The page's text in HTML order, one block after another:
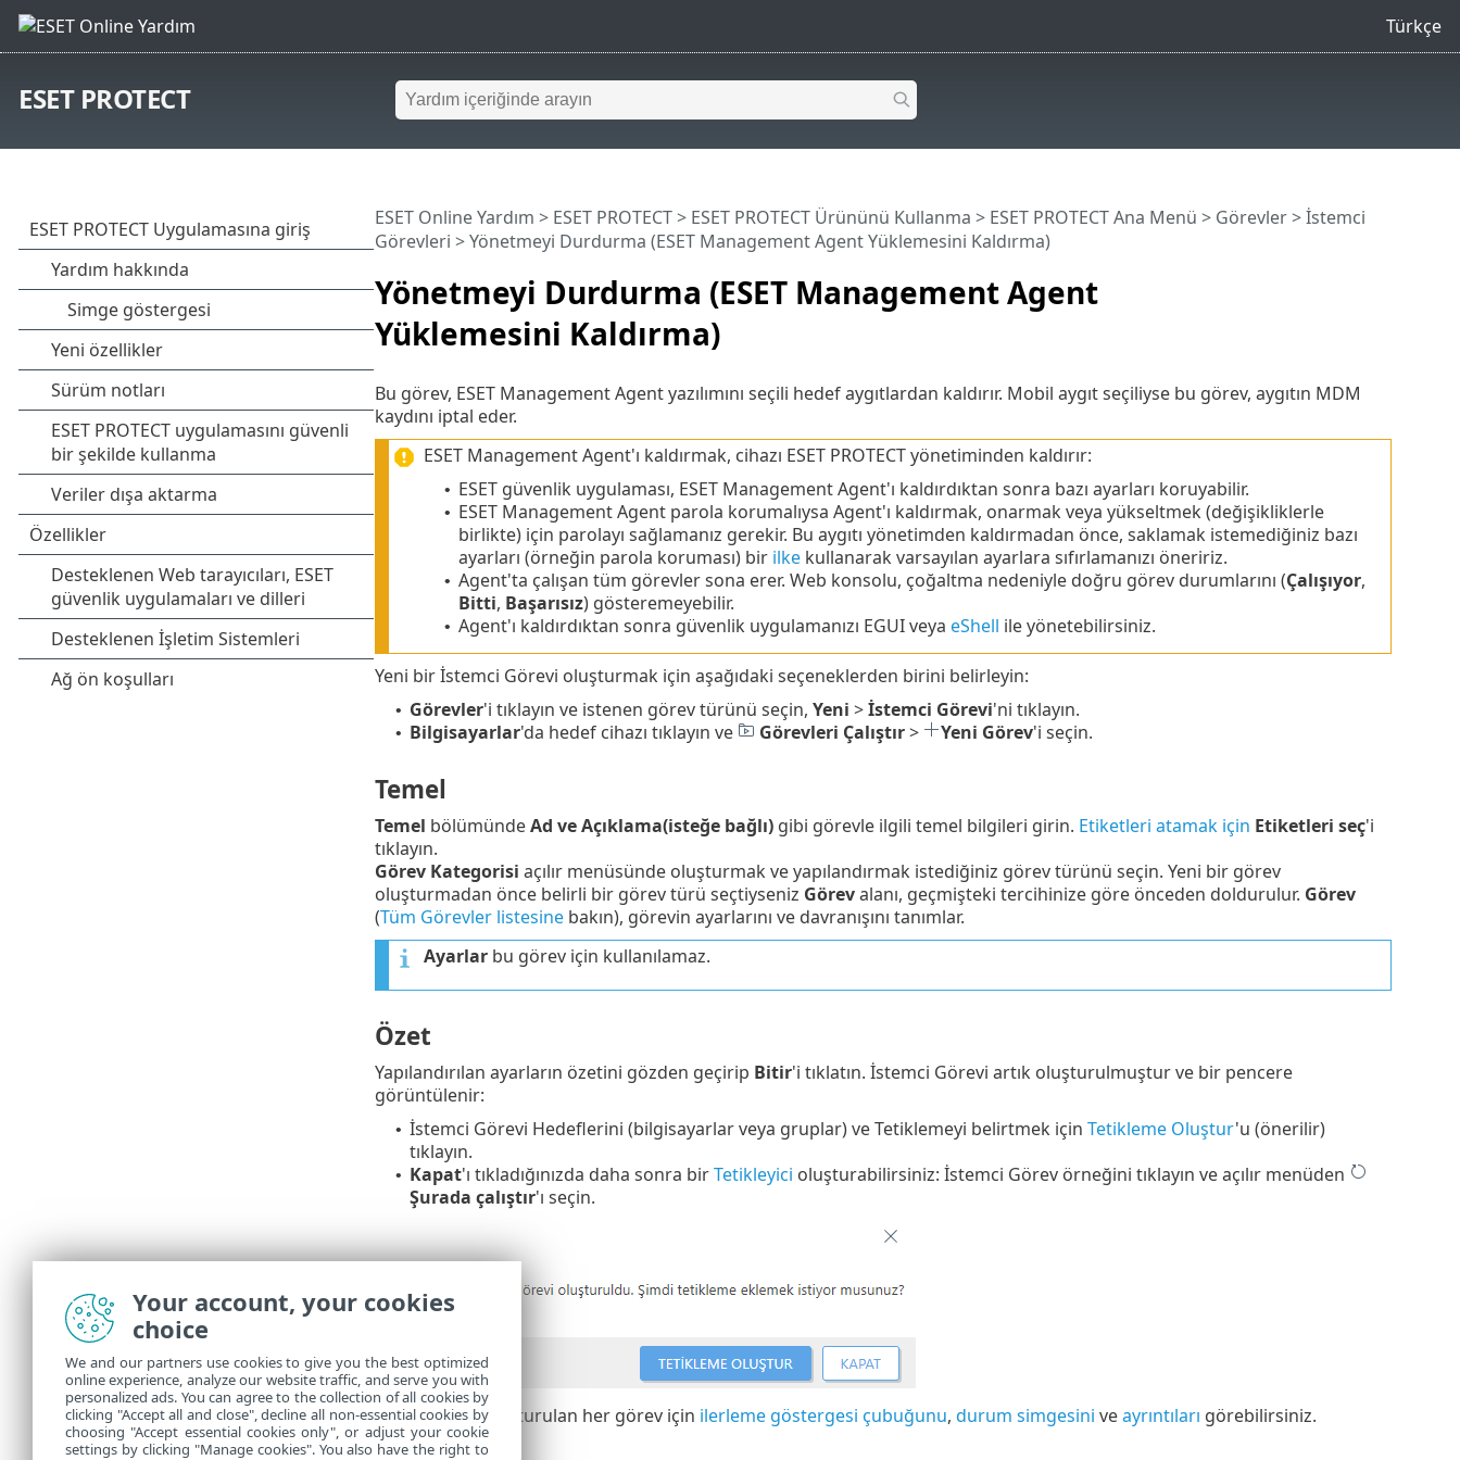
Türkçe
ESET PROTECT
Yönetmeyi Durdurma (ESET Management Agent
Yüklemesini Kaldırma)
ESET Online Yardım > ESET PROTECT> ESET PROTECT Ürününü Kullanma > ESET PROTECT Ana Menü > Görevler>İstemci
Görevleri > Yönetmeyi Durdurma (ESET Management Agent Yüklemesini Kaldırma)
Bu görev, ESET Management Agent yazılımını seçili hedef aygıtlardan kaldırır. Mobil aygıt seçiliyse bu görev, aygıtın MDM
kaydını iptal eder.
ESET Management Agent'ı kaldırmak, cihazı ESET PROTECT yönetiminden kaldırır:
• ESET güvenlik uygulaması, ESET Management Agent'ı kaldırdıktan sonra bazı ayarları koruyabilir.
• ESET Management Agent parola korumalıysa Agent'ı kaldırmak, onarmak veya yükseltmek (değişikliklerle
birlikte) için parolayı sağlamanız gerekir. Bu aygıtı yönetimden kaldırmadan önce, saklamak istemediğiniz bazı
ayarları (örneğin parola koruması) bir ilkekullanarak varsayılan ayarlara sıfırlamanızı öneririz.
• Agent'ta çalışan tüm görevler sona erer. Web konsolu, çoğaltma nedeniyle doğru görev durumlarını (Çalışıyor,
Bitti, Başarısız) gösteremeyebilir.
• Agent'ı kaldırdıktan sonra güvenlik uygulamanızı EGUI veya eShell ile yönetebilirsiniz.
Yeni bir İstemci Görevi oluşturmak için aşağıdaki seçeneklerden birini belirleyin:
• Görevler'i tıklayın ve istenen görev türünü seçin, Yeni >İstemci Görevi'ni tıklayın.
• Bilgisayarlar'da hedef cihazı tıklayın ve Görevleri Çalıştır> Yeni Görev'i seçin.
Temel
Temel bölümündeAd ve Açıklama(isteğe bağlı)gibi görevle ilgili temel bilgileri girin. Etiketleri atamak için Etiketleri seç'i
tıklayın.
Görev Kategorisi açılır menüsünde oluşturmak ve yapılandırmak istediğiniz görev türünü seçin. Yeni bir görev
oluşturmadan önce belirli bir görev türü seçtiyseniz Görevalanı, geçmişteki tercihinize göre önceden doldurulur. Görev
(Tüm Görevler listesinebakın), görevin ayarlarını ve davranışını tanımlar.
Ayarlarbu görev için kullanılamaz.
Özet
Yapılandırılan ayarların özetini gözden geçirip Bitir'i tıklatın. İstemci Görevi artık oluşturulmuştur ve bir pencere
görüntülenir:
• İstemci Görevi Hedeflerini (bilgisayarlar veya gruplar) ve Tetiklemeyi belirtmek için Tetikleme Oluştur'u (önerilir)
tıklayın.
• Kapat'ı tıkladığınızda daha sonra birTetikleyici oluşturabilirsiniz: İstemci Görev örneğini tıklayın ve açılır menüden
Şurada çalıştır'ı seçin.
Görevler'de , oluşturulan her görev için ilerleme göstergesi çubuğunu, durum simgesini veayrıntıları görebilirsiniz.
Your account, your cookies
choice
We and our partners use cookies to give you the best optimized
online experience, analyze our website traffic, and serve you with
personalized ads. You can agree to the collection of all cookies by
clicking "Accept all and close", decline all non-essential cookies by
choosing "Accept essential cookies only", or adjust your cookie
settings by clicking "Manage cookies". You also have the right to